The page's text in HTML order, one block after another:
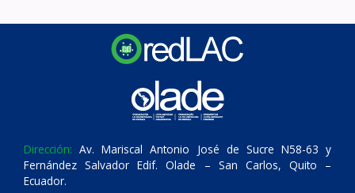
Dirección: Av. Mariscal Antonio José de Sucre N58-63 y
Fernández Salvador Edif. Olade – San Carlos, Quito –
Ecuador.